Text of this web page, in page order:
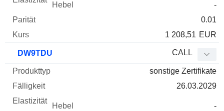
-
0.01
1 208,51 EUR
DW9TDU CALL
sonstige Zertifikate
26.03.2029
-